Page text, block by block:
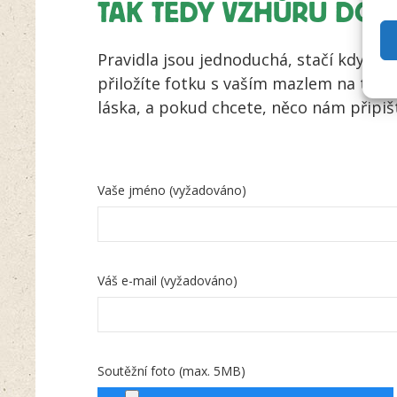
TAK TEDY VZHŮRU DO
Pravidla jsou jednoduchá, stačí když
přiložíte fotku s vaším mazlem na
láska, a pokud chcete, něco nám
Vaše jméno (vyžadováno)
Váš e-mail (vyžadováno)
Soutěžní foto (max. 5MB)